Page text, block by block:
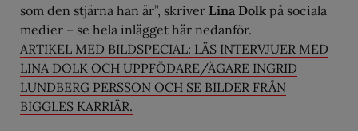
som den stjärna han är”, skriver Lina Dolk på sociala
medier – se hela inlägget här nedanför.
ARTIKEL MED BILDSPECIAL: LÄS INTERVJUER MED
LINA DOLK OCH UPPFÖDARE/ÄGARE INGRID
LUNDBERG PERSSON OCH SE BILDER FRÅN
BIGGLES KARRIÄR.